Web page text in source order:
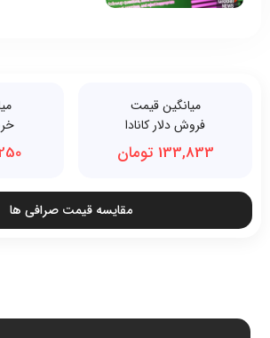
میانگین قیمت
فروش دلار کانادا
133,833 تومان
مقایسه قیمت صرافی ها